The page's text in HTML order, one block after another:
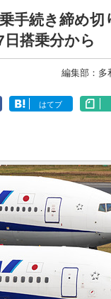
手続き締め切
搭乗分から
編集部：多
はてブ